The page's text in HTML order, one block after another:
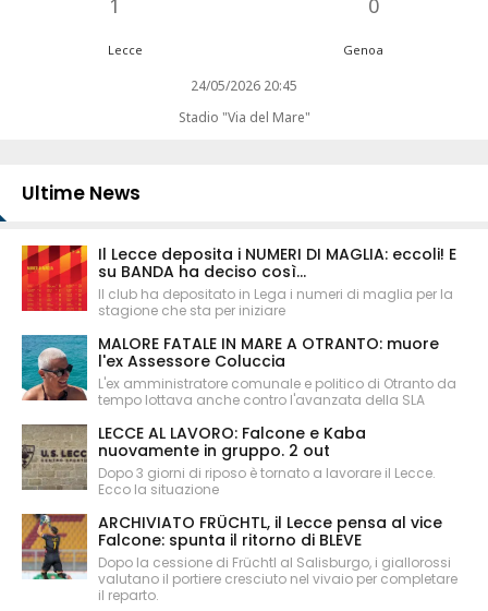
Lecce Genoa
24/05/2026 20:45
Stadio "Via del Mare"
Ultime News
Il Lecce deposita i NUMERI DI MAGLIA: eccoli! E
su BANDA ha deciso così...
Il club ha depositato in Lega i numeri di maglia per la
stagione che sta per iniziare
MALORE FATALE IN MARE A OTRANTO: muore
l'ex Assessore Coluccia
L'ex amministratore comunale e politico di Otranto da
tempo lottava anche contro l'avanzata della SLA
LECCE AL LAVORO: Falcone e Kaba
nuovamente in gruppo. 2 out
Dopo 3 giorni di riposo è tornato a lavorare il Lecce.
Ecco la situazione
ARCHIVIATO FRÜCHTL, il Lecce pensa al vice
Falcone: spunta il ritorno di BLEVE
Dopo la cessione di Früchtl al Salisburgo, i giallorossi
valutano il portiere cresciuto nel vivaio per completare
il reparto.